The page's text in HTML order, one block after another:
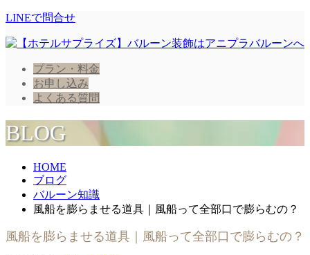
LINEで問合せ
プラン・料金
お申し込み
よくある質問
BLOG
HOME
ブログ
バルーン知識
風船を膨らませる道具｜風船って全部口で膨らむの？
風船を膨らませる道具｜風船って全部口で膨らむの？